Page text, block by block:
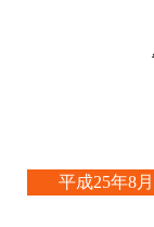
平成25年8